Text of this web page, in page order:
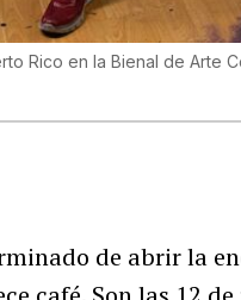
Rico en la Bienal de Arte
de abrir la